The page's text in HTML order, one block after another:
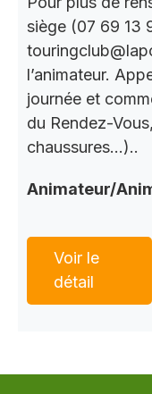
siège (07 69 13
l’animateur.
journée et
du Rendez-
chaussures…)..
Animateur/
Voir le
détail